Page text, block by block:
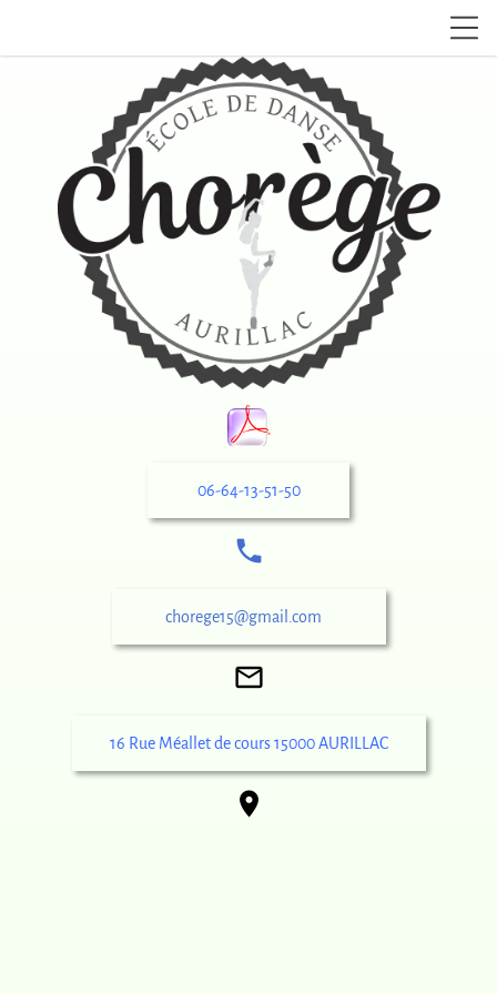
06-64-13-51-50
local_phone
chorege15@gmail.com
mail_outline
16 Rue Méallet de cours 15000 AURILLAC
place